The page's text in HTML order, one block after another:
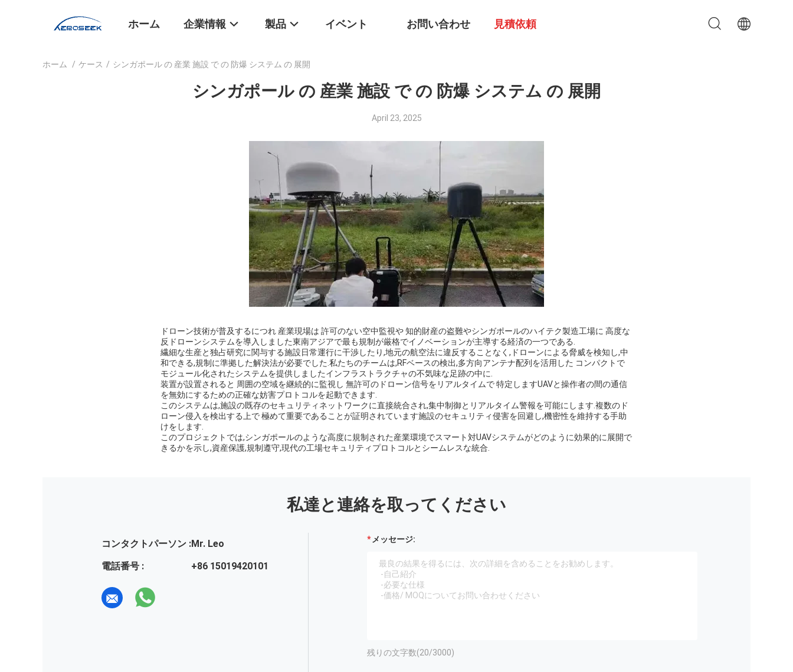
ホーム 企業情報 製品 イベント お問い合わせ 見積依頼
ホーム / ケース / シンガポール の 産業 施設 で の 防爆 システム の 展開
シンガポール の 産業 施設 で の 防爆 システム の 展開
April 23, 2025
ドローン技術が普及するにつれ 産業現場は 許可のない空中監視や 知的財産の盗難やシンガポールのハイテク製造工場に 高度な
反ドローンシステムを導入しました東南アジアで最も規制が厳格でイノベーションが主導する経済の一つである.
繊細な生産と独占研究に関与する施設日常運行に干渉したり,地元の航空法に違反することなく,ドローンによる脅威を検知し,中
和できる,規制に準拠した解決法が必要でした.私たちのチームは,RFベースの検出,多方向アンテナ配列を活用した コンパクトで
モジュール化されたシステムを提供しましたインフラストラクチャの不気味な足跡の中に.
装置が設置されると 周囲の空域を継続的に監視し 無許可のドローン信号をリアルタイムで 特定しますUAVと操作者の間の通信
を無効にするための正確な妨害プロトコルを起動できます.
このシステムは,施設の既存のセキュリティネットワークに直接統合され,集中制御とリアルタイム警報を可能にします.複数のド
ローン侵入を検出する上で 極めて重要であることが証明されています施設のセキュリティ侵害を回避し,機密性を維持する手助
けをします.
このプロジェクトでは,シンガポールのような高度に規制された産業環境でスマート対UAVシステムがどのように効果的に展開で
きるかを示し,資産保護,規制遵守,現代の工場セキュリティプロトコルとシームレスな統合.
私達と連絡を取ってください
コンタクトパーソン :Mr. Leo
電話番号 :
+86 15019420101
メッセージ:
残りの文字数(20/3000)